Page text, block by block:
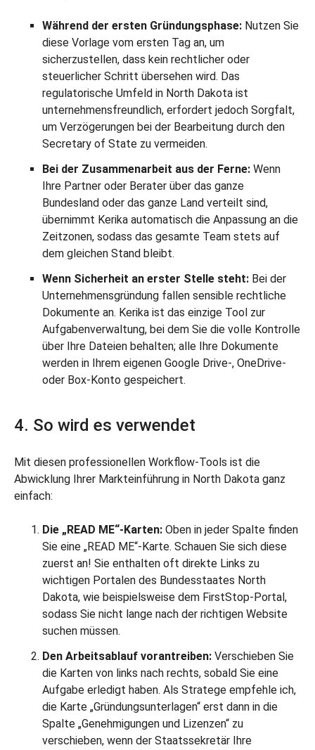
Während der ersten Gründungsphase: Nutzen Sie
diese Vorlage vom ersten Tag an, um
sicherzustellen, dass kein rechtlicher oder
steuerlicher Schritt übersehen wird. Das
regulatorische Umfeld in North Dakota ist
unternehmensfreundlich, erfordert jedoch Sorgfalt,
um Verzögerungen bei der Bearbeitung durch den
Secretary of State zu vermeiden.
Bei der Zusammenarbeit aus der Ferne: Wenn
Ihre Partner oder Berater über das ganze
Bundesland oder das ganze Land verteilt sind,
übernimmt Kerika automatisch die Anpassung an die
Zeitzonen, sodass das gesamte Team stets auf
dem gleichen Stand bleibt.
Wenn Sicherheit an erster Stelle steht: Bei der
Unternehmensgründung fallen sensible rechtliche
Dokumente an. Kerika ist das einzige Tool zur
Aufgabenverwaltung, bei dem Sie die volle Kontrolle
über Ihre Dateien behalten; alle Ihre Dokumente
werden in Ihrem eigenen Google Drive-, OneDrive-
oder Box-Konto gespeichert.
4. So wird es verwendet
Mit diesen professionellen Workflow-Tools ist die
Abwicklung Ihrer Markteinführung in North Dakota ganz
einfach:
Die „READ ME“-Karten: Oben in jeder Spalte finden
Sie eine „READ ME“-Karte. Schauen Sie sich diese
zuerst an! Sie enthalten oft direkte Links zu
wichtigen Portalen des Bundesstaates North
Dakota, wie beispielsweise dem FirstStop-Portal,
sodass Sie nicht lange nach der richtigen Website
suchen müssen.
Den Arbeitsablauf vorantreiben: Verschieben Sie
die Karten von links nach rechts, sobald Sie eine
Aufgabe erledigt haben. Als Stratege empfehle ich,
die Karte „Gründungsunterlagen“ erst dann in die
Spalte „Genehmigungen und Lizenzen“ zu
verschieben, wenn der Staatssekretär Ihre